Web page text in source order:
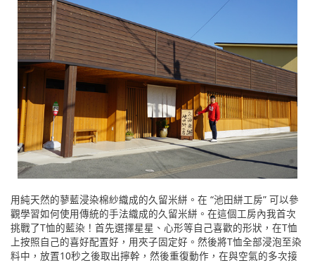
用純天然的蓼藍浸染棉紗織成的久留米絣。在 “池田絣工房” 可以參
觀學習如何使用傳統的手法織成的久留米絣。在這個工房內我首次
挑戰了T恤的藍染！首先選擇星星、心形等自己喜歡的形狀，在T恤
上按照自己的喜好配置好，用夾子固定好。然後將T恤全部浸泡至染
料中，放置10秒之後取出擰幹，然後重復動作，在與空氣的多次接